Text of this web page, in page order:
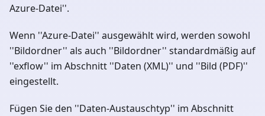
Azure-Datei''.
Wenn ''Azure-Datei'' ausgewählt wird, werden sowohl
''Bildordner'' als auch ''Bildordner'' standardmäßig auf
''exflow'' im Abschnitt ''Daten (XML)'' und ''Bild (PDF)''
eingestellt.
Fügen Sie den ''Daten-Austauschtyp'' im Abschnitt